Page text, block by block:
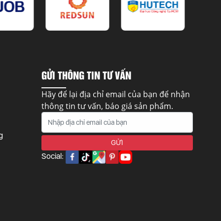
GỬI THÔNG TIN TƯ VẤN
Hãy để lại địa chỉ email của bạn để nhận
thông tin tư vấn, báo giá sản phẩm.
Social: